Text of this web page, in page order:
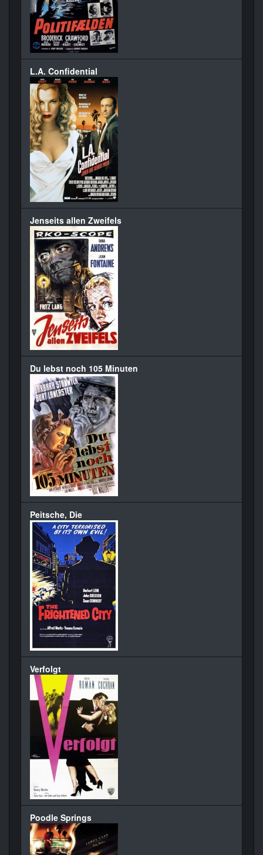
L.A. Confidential
Jenseits allen Zweifels
Du lebst noch 105 Minuten
Peitsche, Die
Verfolgt
Poodle Springs